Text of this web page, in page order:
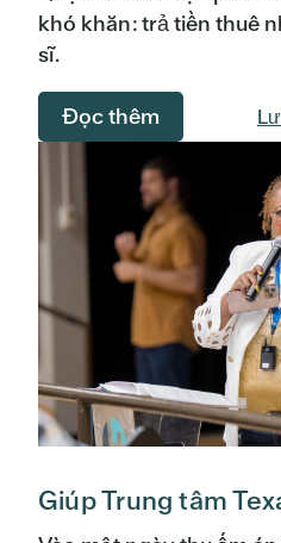
khó khăn: trả tiền thuê
sĩ.
Đọc thêm
Giúp Trung tâm